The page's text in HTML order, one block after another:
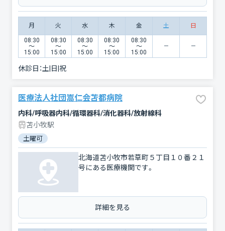
月 火 水 木 金 土 日
08:30
〜
15:00
08:30
〜
15:00
08:30
〜
15:00
08:30
〜
15:00
08:30
〜
15:00
休診日：土|日|祝
医療法人社団嵩仁会苫都病院
内科/呼吸器内科/循環器科/消化器科/放射線科
苫小牧駅
土曜可
北海道苫小牧市若草町５丁目１０番２１
号にある医療機関です。
詳細を見る